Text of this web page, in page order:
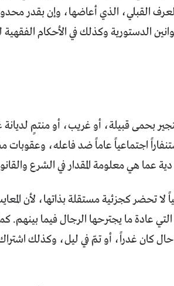
القبلي، الذي أعاضها، وإن بقدر محدود
الدستورية وكذلك في الأحكام
قبيلة، أو غريب، أو منتمٍ لديانة
اجتماعياً عاماً ضد فاعله، وعقوبات
عما هي معلومة المقدار في الشرع
لا تحضر كجزئية مستقلة بذاتها، لأن
عادة ما يجترحها الرجال فيما بينهم.
حال كان غدراً، أو تمّ في ليل، وكذلك